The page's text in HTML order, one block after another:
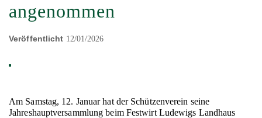
angenommen
Veröffentlicht 12/01/2026
Am Samstag, 12. Januar hat der Schützenverein seine
Jahreshauptversammlung beim Festwirt Ludewigs Landhaus